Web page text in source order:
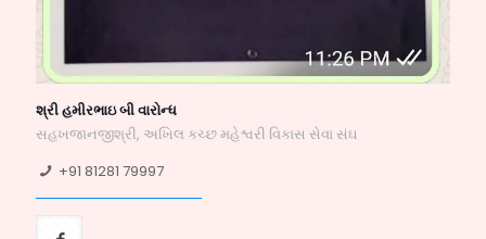
શ્રી હમીરભાઇ બી વારોન્ધ
સહખજાનજીશ્રી, અખિલ કચ્છ મહેશ્વરી વિકાસ સેવા સંઘ
+91 81281 79997